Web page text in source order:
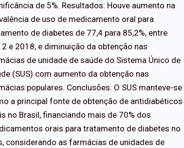
de 5%. Resultados: Houve aumento na
de uso de medicamento oral para
de diabetes de 77,4 para 85,2%, entre
e 2018, e diminuição da obtenção nas
de unidade de saúde do Sistema Único de
(SUS) com aumento da obtenção nas
populares. Conclusões: O SUS manteve-se
a principal fonte de obtenção de antidiabéticos
no Brasil, financiando mais de 70% dos
orais para tratamento de diabetes no
considerando as farmácias de unidades de